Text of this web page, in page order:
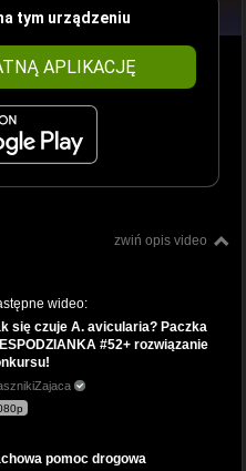
tym urządzeniu
APLIKACJĘ
zwiń opis video
wideo:
się czuje A. avicularia? Paczka
#52+ rozwiązanie
pomoc drogowa